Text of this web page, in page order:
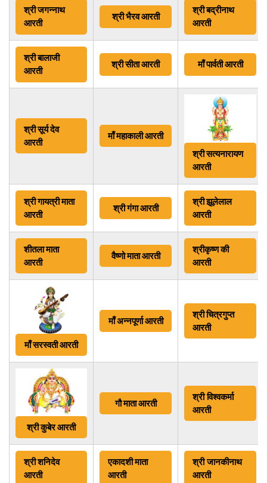
श्री जगन्नाथ
आरती
श्री भैरव आरती
श्री बद्रीनाथ
आरती
श्री बालाजी
आरती
श्री सीता आरती माँपार्वती आरती
श्री सूर्य देव
आरती
माँ महाकाली आरती
श्री सत्यनारायण
आरती
श्री गायत्री माता
आरती
श्री गंगा आरती
श्री झूलेलाल
आरती
शीतला माता
आरती
वैष्णो माता आरती
श्रीकृष्णकी
आरती
माँ सरस्वती आरती
माँअन्नपूर्णा आरती
श्री चित्रगुप्त
आरती
श्री कुबेर आरती
गौ माता आरती
श्रीविश्वकर्मा
आरती
श्री शनिदेव
आरती
एकादशी माता
आरती
श्री जानकीनाथ
आरती